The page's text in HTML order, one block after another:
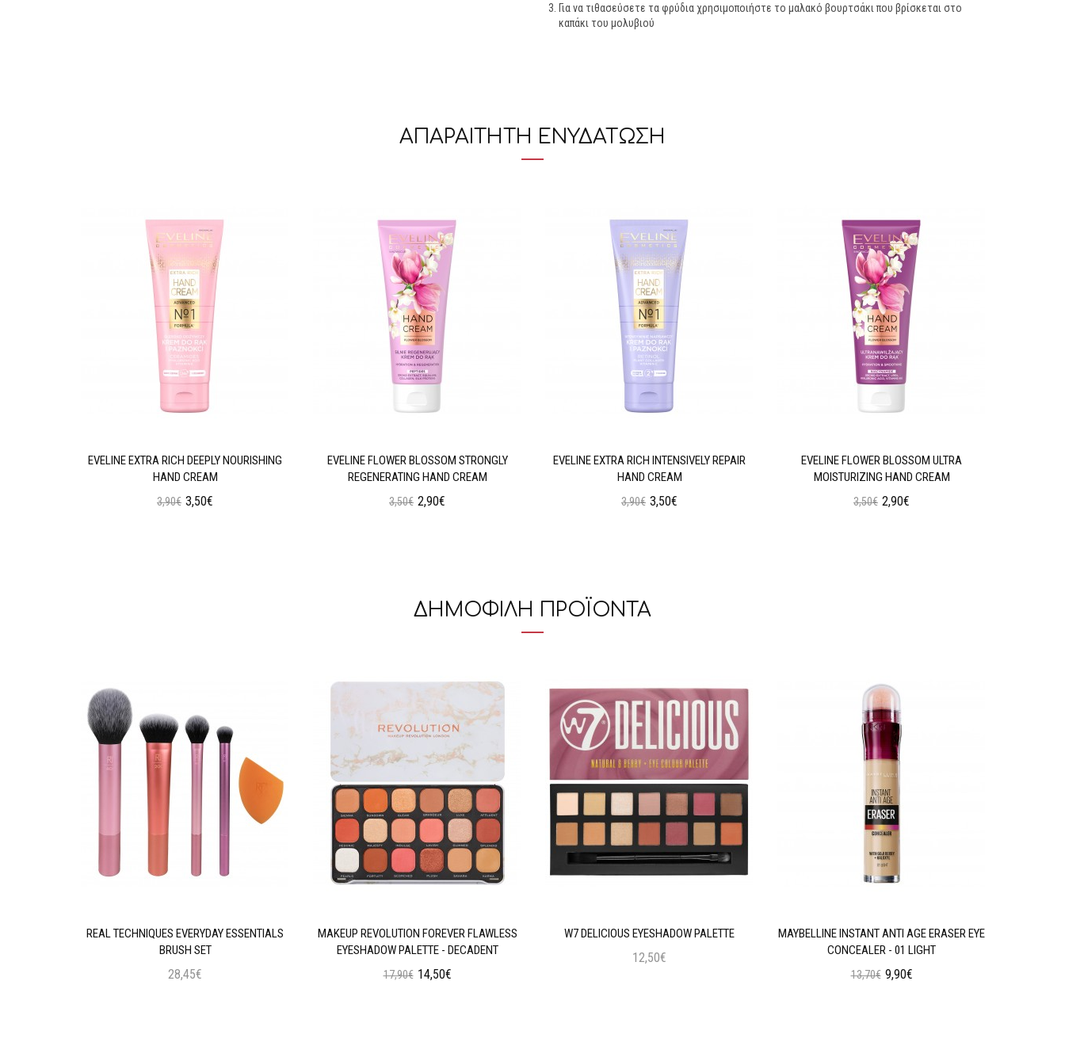
Για να τιθασεύσετε τα φρύδια χρησιμοποιήστε το μαλακό βουρτσάκι που βρίσκεται στο
καπάκι του μολυβιού
ΑΠΑΡΑΙΤΗΤΗ ΕΝΥΔΑΤΩΣΗ
EVELINE EXTRA RICH DEEPLY NOURISHING
HAND CREAM
3,90€ 3,50€
EVELINE FLOWER BLOSSOM STRONGLY
REGENERATING HAND CREAM
3,50€ 2,90€
EVELINE EXTRA RICH INTENSIVELY REPAIR
HAND CREAM
3,90€ 3,50€
EVELINE FLOWER BLOSSOM ULTRA
MOISTURIZING HAND CREAM
3,50€ 2,90€
ΔΗΜΟΦΙΛΗ ΠΡΟΪΟΝΤΑ
REAL TECHNIQUES EVERYDAY ESSENTIALS
BRUSH SET
28,45€
MAKEUP REVOLUTION FOREVER FLAWLESS
EYESHADOW PALETTE - DECADENT
17,90€ 14,50€
W7 DELICIOUS EYESHADOW PALETTE
12,50€
MAYBELLINE INSTANT ANTI AGE ERASER EYE
CONCEALER - 01 LIGHT
13,70€ 9,90€